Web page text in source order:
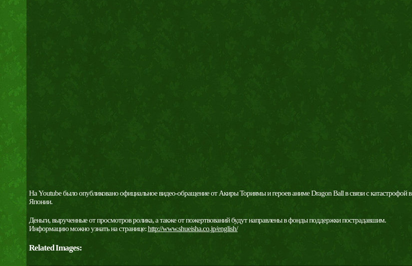
На Youtube было опубликовано официальное видео-обращение от Акиры Ториямы и героев аниме Dragon Ball в связи с катастрофой в
Японии.
Деньги, вырученные от просмотров ролика, а также от пожертвований будут направлены в фонды поддержки пострадавшим.
Информацию можно узнать на странице:http://www.shueisha.co.jp/english/
Related Images: